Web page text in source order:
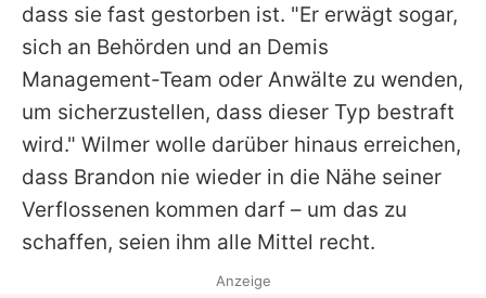
dass sie fast gestorben ist. "Er erwägt sogar,
sich an Behörden und an Demis
Management-Team oder Anwälte zu wenden,
um sicherzustellen, dass dieser Typ bestraft
wird." Wilmer wolle darüber hinaus erreichen,
dass Brandon nie wieder in die Nähe seiner
Verflossenen kommen darf – um das zu
schaffen, seien ihm alle Mittel recht.
Anzeige